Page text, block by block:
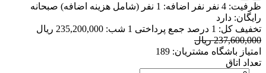
ظرفیت: 4 نفر نفر اضافه: 1 نفر (شامل هزینه اضافه) صبحانه
رایگان: دارد
تخفیف کل: 1 درصد جمع پرداختی 1 شب:
235,200,000 ریال
237,600,000 ریال
امتیاز باشگاه مشتریان: 189
تعداد اتاق